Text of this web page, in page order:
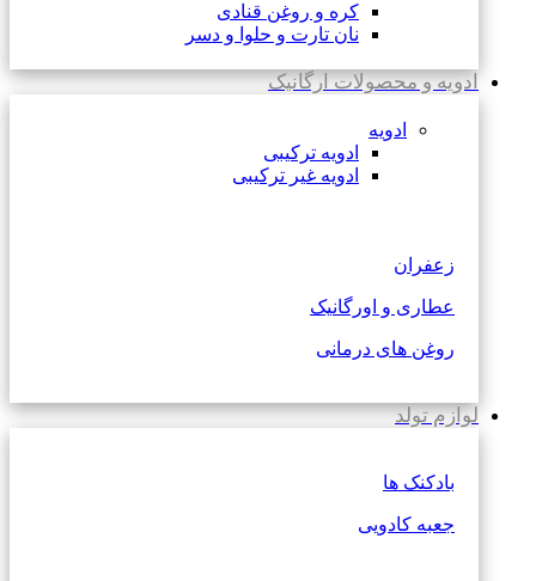
کره و روغن قنادی
نان تارت و حلوا و دسر
ادویه و محصولات ارگانیک
ادویه
ادویه ترکیبی
ادویه غیر ترکیبی
زعفران
عطاری و اورگانیک
روغن های درمانی
لوازم تولد
بادکنک ها
جعبه کادویی